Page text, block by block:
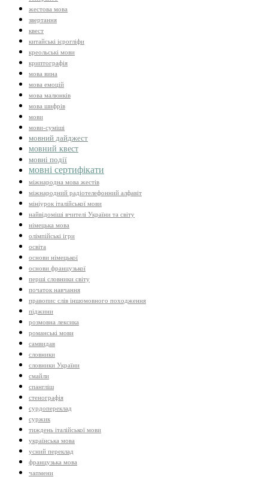
жестова мова
звертання
квест
китайські ієрогліфи
креольські мови
криптографія
мова вина
мова емоцій
мова малюнків
мова шифрів
мови
мови-суміші
мовний дайджест
мовний квест
мовні події
мовні сертифікати
міжнародна мова жестів
міжнародний радіотелефонний алфавіт
мініурок італійської мови
найвідоміші вчителі України та світу
німецька мова
олімпійські ігри
освіта
основи німецької
основи французької
перші словники світу
початок навчання
правопис слів іншомовного походження
піджини
розмовна лексика
романські мови
самвидав
словники
словники України
смайли
спангліш
стенографія
сурдопереклад
суржик
тиждень італійської мови
українська мова
усний переклад
французька мова
чапмени